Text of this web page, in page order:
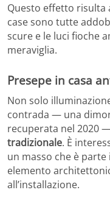
Questo effetto risulta
case sono tutte
scure e le luci fioche
meraviglia.
Presepe in casa
Non solo
contrada — una
recuperata nel 2020
tradizionale. È
un masso che è
elemento
all’installazione.